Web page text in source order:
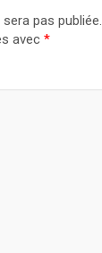
pas publiée.
avec *